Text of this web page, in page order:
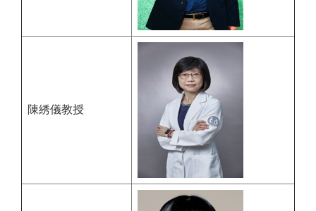
陳綉儀教授